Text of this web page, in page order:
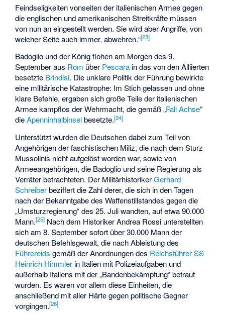
Feindseligkeiten vonseiten der italienischen Armee gegen
die englischen und amerikanischen Streitkräfte müssen
von nun an eingestellt werden. Sie wird aber Angriffe, von
welcher Seite auch immer, abwehren.“[23]
Badoglio und der König flohen am Morgen des 9.
September aus Rom über Pescara in das von den Alliierten
besetzte Brindisi. Die unklare Politik der Führung bewirkte
eine militärische Katastrophe: Im Stich gelassen und ohne
klare Befehle, ergaben sich große Teile der italienischen
Armee kampflos der Wehrmacht, die gemäß „Fall Achse“
dieApenninhalbinselbesetzte.[24]
Unterstützt wurden die Deutschen dabei zum Teil von
Angehörigen der faschistischen Miliz, die nach dem Sturz
Mussolinis nicht aufgelöst worden war, sowie von
Armeeangehörigen, die Badoglio und seine Regierung als
Verräter betrachteten. Der MilitärhistorikerGerhard
Schreiberbeziffert die Zahl derer, die sich in den Tagen
nach der Bekanntgabe des Waffenstillstandes gegen die
„Umsturzregierung“ des 25. Juli wandten, auf etwa 90.000
Mann.[25] Nach dem Historiker Andrea Rossi unterstellten
sich am 8. September sofort über 30.000 Mann der
deutschen Befehlsgewalt, die nach Ableistung des
Führereids gemäß der Anordnungen des Reichsführer SS
Heinrich Himmler in Italien mit Polizeiaufgaben und
außerhalb Italiens mit der „Bandenbekämpfung“ betraut
wurden. Es waren vor allem diese Einheiten, die
anschließend mit aller Härte gegen politische Gegner
vorgingen.[26]